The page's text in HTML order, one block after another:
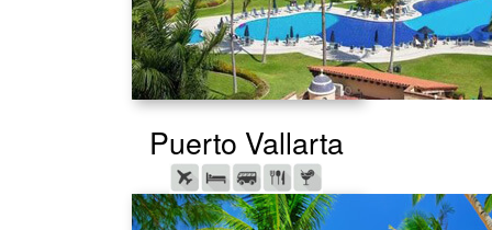
Puerto Vallarta